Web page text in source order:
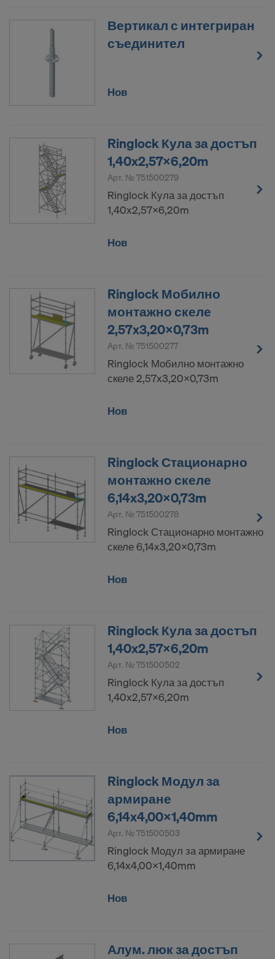
Вертикал с интегриран
съединител
Нов
Ringlock Кула за достъп
1,40x2,57x6,20m
Арт. № 751500279
Ringlock Кула за достъп
1,40x2,57x6,20m
Нов
Ringlock Мобилно
монтажно скеле
2,57x3,20x0,73m
Арт. № 751500277
Ringlock Мобилно монтажно
скеле 2,57x3,20x0,73m
Нов
Ringlock Стационарно
монтажно скеле
6,14x3,20x0,73m
Арт. № 751500278
Ringlock Стационарно монтажно
скеле 6,14x3,20x0,73m
Нов
Ringlock Кула за достъп
1,40x2,57x6,20m
Арт. № 751500502
Ringlock Кула за достъп
1,40x2,57x6,20m
Нов
Ringlock Модул за
армиране
6,14x4,00x1,40mm
Арт. № 751500503
Ringlock Модул за армиране
6,14x4,00x1,40mm
Нов
Алум. люк за достъп